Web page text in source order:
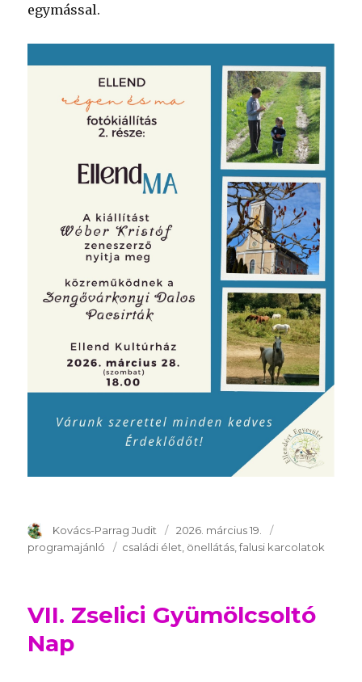
egymással.
Szerző
Kovács-Parrag Judit Publikálva
2026. március 19.
programajánló
Kulcsszavak
családi élet önellátás falusi karcolatok
VII. Zselici Gyümölcsoltó
Nap